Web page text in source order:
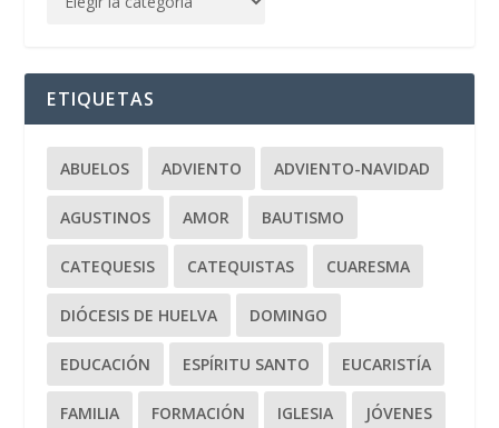
ETIQUETAS
ABUELOS ADVIENTO ADVIENTO-NAVIDAD
AGUSTINOS AMOR BAUTISMO
CATEQUESIS CATEQUISTAS CUARESMA
DIÓCESIS DE HUELVA DOMINGO
EDUCACIÓN ESPÍRITU SANTO EUCARISTÍA
FAMILIA FORMACIÓN IGLESIA JÓVENES